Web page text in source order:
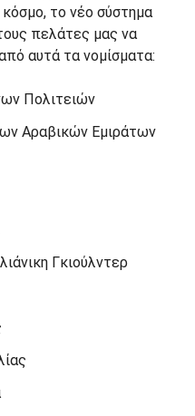
το νέο σύστημα
πελάτες μας να
αυτά τα νομίσματα:
Πολιτειών
Αραβικών Εμιράτων
Γκιούλντερ